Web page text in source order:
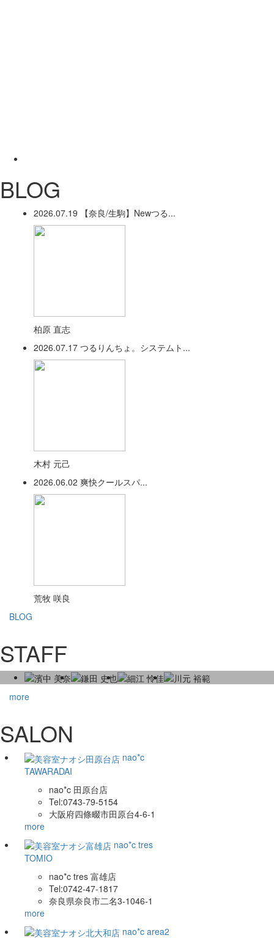
BLOG
2026.07.19 【奈良/生駒】Newつる...
柏原 直志
2026.07.17 つるりんちょ。システムト...
木村 元己
2026.06.02 爽快クールスパ...
荒牧 咲良
BLOG
STAFF
more
SALON
nao*c
TAWARADAI
nao*c 田原台店
Tel:0743-79-5154
大阪府四條畷市田原台4-6-1
more
nao*c tres
TOMIO
nao*c tres 富雄店
Tel:0742-47-1817
奈良県奈良市二名3-1046-1
more
nao*c area2